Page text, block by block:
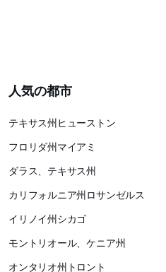
人気の都市
テキサス州ヒューストン
フロリダ州マイアミ
ダラス、テキサス州
カリフォルニア州ロサンゼルス
イリノイ州シカゴ
モントリオール、ケニア州
オンタリオ州トロント